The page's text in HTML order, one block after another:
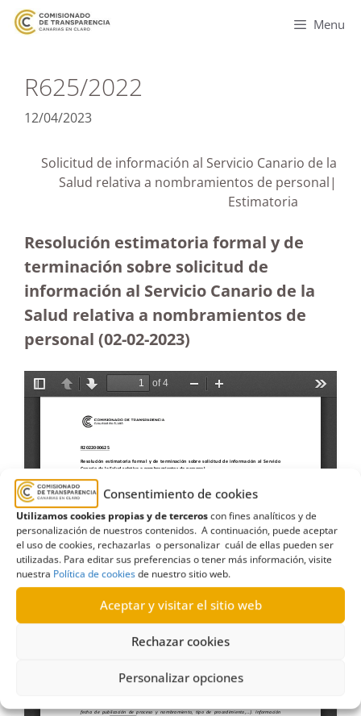
Consentimiento de cookies
Utilizamos cookies propias y de terceroscon fines analíticos y de
personalización de nuestros contenidos. A continuación, puede aceptar
el uso de cookies, rechazarlas o personalizar cuál de ellas pueden ser
utilizadas. Para editar sus preferencias o tener más información, visite
nuestra Política de cookiesde nuestro sitio web.
Aceptar y visitar el sitio web
Rechazar cookies
Personalizar opciones
Menu
R625/2022
12/04/2023
Solicitud de información al Servicio Canario de la
Salud relativa a nombramientos de personal|
Estimatoria
Resolución estimatoria formal y de
terminación sobre solicitud de
información al Servicio Canario de la
Salud relativa a nombramientos de
personal (02-02-2023)